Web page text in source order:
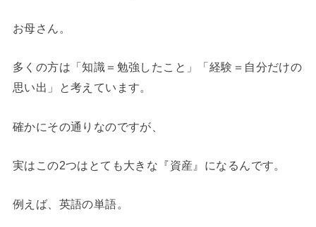
お母さん。
多くの方は「知識＝勉強したこと」「経験＝自分だけの
思い出」と考えています。
確かにその通りなのですが、
実はこの2つはとても大きな『資産』になるんです。
例えば、英語の単語。